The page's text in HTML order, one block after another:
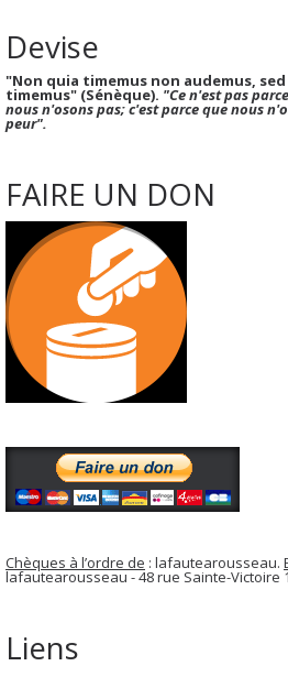
Devise
"Non quia timemus non audemus,
timemus" (Sénèque). "Ce n'est pas
nous n'osons pas; c'est parce que nous
peur".
FAIRE UN DON
Chèques à l’ordre de : lafautearousseau.
lafautearousseau - 48 rue Sainte-Victoire
Liens